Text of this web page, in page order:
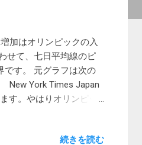
加はオリンピックの入
せて、七日平均線のピ
です。 元グラフは次の
New York Times Japan
す。やはりオリンピッ
は、海外よりも増加が
続きを読む